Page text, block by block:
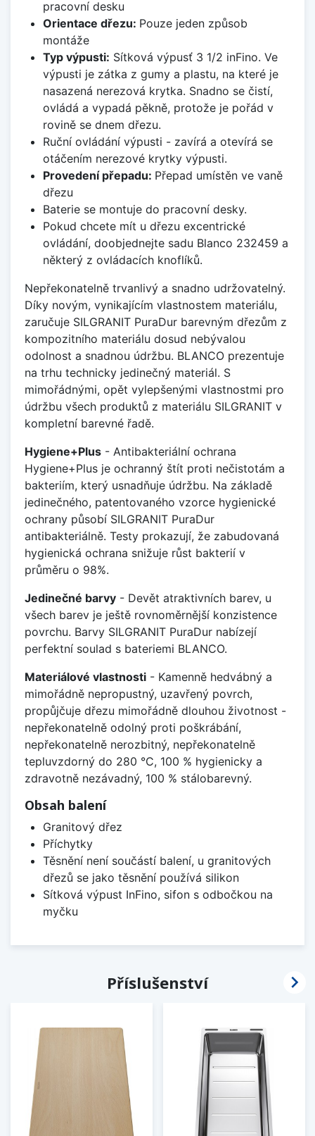
pracovní desku
Orientace dřezu: Pouze jeden způsob
montáže
Typ výpusti: Sítková výpusť 3 1/2 inFino. Ve
výpusti je zátka z gumy a plastu, na které je
nasazená nerezová krytka. Snadno se čistí,
ovládá a vypadá pěkně, protože je pořád v
rovině se dnem dřezu.
Ruční ovládání výpusti - zavírá a otevírá se
otáčením nerezové krytky výpusti.
Provedení přepadu: Přepad umístěn ve vaně
dřezu
Baterie se montuje do pracovní desky.
Pokud chcete mít u dřezu excentrické
ovládání, doobjednejte sadu Blanco 232459 a
některý z ovládacích knoflíků.
Nepřekonatelně trvanlivý a snadno udržovatelný.
Díky novým, vynikajícím vlastnostem materiálu,
zaručuje SILGRANIT PuraDur barevným dřezům z
kompozitního materiálu dosud nebývalou
odolnost a snadnou údržbu. BLANCO prezentuje
na trhu technicky jedinečný materiál. S
mimořádnými, opět vylepšenými vlastnostmi pro
údržbu všech produktů z materiálu SILGRANIT v
kompletní barevné řadě.
Hygiene+Plus - Antibakteriální ochrana
Hygiene+Plus je ochranný štít proti nečistotám a
bakteriím, který usnadňuje údržbu. Na základě
jedinečného, patentovaného vzorce hygienické
ochrany působí SILGRANIT PuraDur
antibakteriálně. Testy prokazují, že zabudovaná
hygienická ochrana snižuje růst bakterií v
průměru o 98%.
Jedinečné barvy - Devět atraktivních barev, u
všech barev je ještě rovnoměrnější konzistence
povrchu. Barvy SILGRANIT PuraDur nabízejí
perfektní soulad s bateriemi BLANCO.
Materiálové vlastnosti - Kamenně hedvábný a
mimořádně nepropustný, uzavřený povrch,
propůjčuje dřezu mimořádně dlouhou životnost -
nepřekonatelně odolný proti poškrábání,
nepřekonatelně nerozbitný, nepřekonatelně
tepluvzdorný do 280 °C, 100 % hygienicky a
zdravotně nezávadný, 100 % stálobarevný.
Obsah balení
Granitový dřez
Příchytky
Těsnění není součástí balení, u granitových
dřezů se jako těsnění používá silikon
Sítková výpust InFino, sifon s odbočkou na
myčku
Příslušenství 